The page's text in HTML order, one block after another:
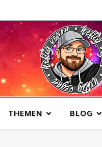
THEMEN BLOG